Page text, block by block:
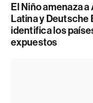
El Niño amenaza
Latina y Deutsche
identifica los
expuestos